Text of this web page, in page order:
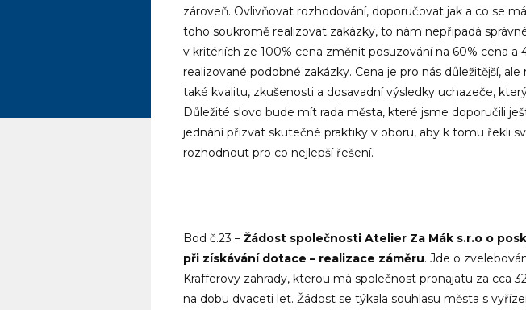
zároveň. Ovlivňovat rozhodování, doporučovat jak a co se
toho soukromě realizovat zakázky, to nám nepřipadá
v kritériích ze 100% cena změnit posuzování na 60% cena a
realizované podobné zakázky. Cena je pro nás důležitější,
také kvalitu, zkušenosti a dosavadní výsledky uchazeče,
Důležité slovo bude mít rada města, které jsme doporučili
jednání přizvat skutečné praktiky v oboru, aby k tomu řekli
rozhodnout pro co nejlepší řešení.
Bod č.23 – Žádost společnosti Atelier Za Mák s.r.o o
při získávání dotace – realizace záměru. Jde o
Krafferovy zahrady, kterou má společnost pronajatu za cca
na dobu dvaceti let. Žádost se týkala souhlasu města s